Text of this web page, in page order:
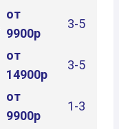
от
9900р
3-5
от
14900р
3-5
от
9900р
1-3